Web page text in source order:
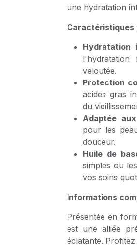
une hydratation
Caractéristiques
Hydratation
veloutée.
Protection
acides gras
du
Adaptée
pour les
douceur.
Huile de
simples ou
vos soins
Informations
Présentée en
est une alliée
éclatante.